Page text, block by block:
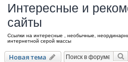
Интересные и
сайты
Ссылки на интересные , необычные,
интернетной серой массы
Новая тема